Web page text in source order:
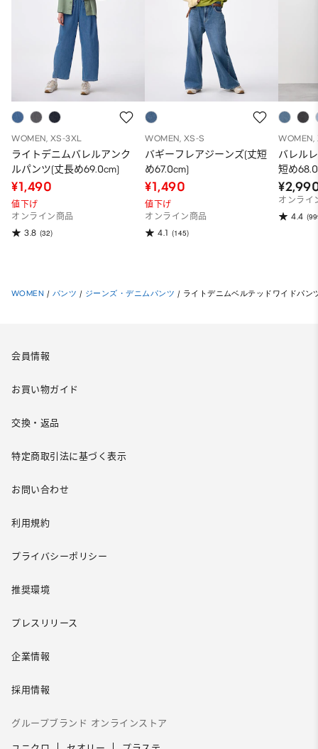
WOMEN, XS-3XL
ライトデニムバレルアンク
ルパンツ(丈長め69.0cm)
¥1,490
値下げ
オンライン商品
3.8 (32)
WOMEN, XS-S
バギーフレアジーンズ(丈短
め67.0cm)
¥1,490
値下げ
オンライン商品
4.1 (145)
WOMEN,
バレル
短め
オンライ
4.4
WOMEN / パンツ / ジーンズ・デニムパンツ / ライトデニムベルテッドワイドパン
会員情報
お買い物ガイド
交換・返品
特定商取引法に基づく表示
お問い合わせ
利用規約
プライバシーポリシー
推奨環境
プレスリリース
企業情報
採用情報
グループブランド オンラインストア